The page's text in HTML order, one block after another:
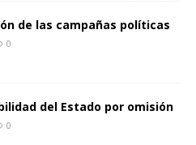
de las campañas políticas
0
del Estado por omisión
0